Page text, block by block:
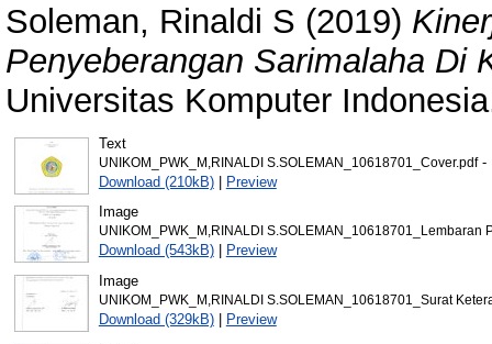
Soleman, Rinaldi S (2019)
Penyeberangan Sarimalaha Di
Universitas Komputer
Text
UNIKOM_PWK_M,RINALDI S.SOLEMAN_10618701_Cover.pdf-
Download (210kB)| Preview
Image
UNIKOM_PWK_M,RINALDI S.SOLEMAN_10618701_Lembaran
Download (543kB)|
Preview
Image
UNIKOM_PWK_M,RINALDI S.SOLEMAN_10618701_Surat
Download (329kB)|
Preview